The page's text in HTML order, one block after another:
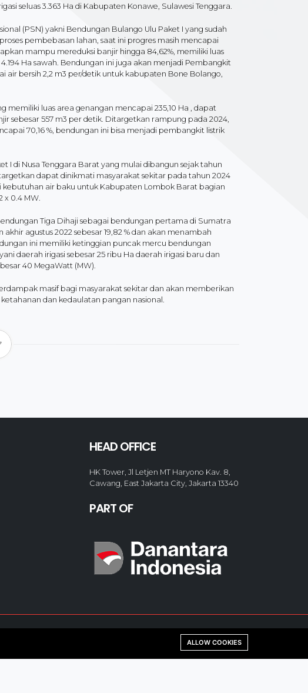
seluas 3.363 Ha di Kabupaten Konawe, Sulawesi Tenggara.
(PSN) yakni Bendungan Bulango Ulu Paket I yang sudah
pembebasan lahan, saat ini progres masih mencapai
mampu mereduksi banjir hingga 84,62%, memiliki luas
Ha sawah. Bendungan ini juga akan menjadi Pembangkit
air bersih 2,2 m3 per/detik untuk kabupaten Bone Bolango,
memiliki luas area genangan mencapai 235,10 Ha , dapat
sebesar 557 m3 per detik. Ditargetkan rampung pada 2024,
70,16 %, bendungan ini bisa menjadi pembangkit listrik
I di Nusa Tenggara Barat yang mulai dibangun sejak tahun
dapat dinikmati masyarakat sekitar pada tahun 2024
kebutuhan air baku untuk Kabupaten Lombok Barat bagian
x 0.4 MW.
Tiga Dihaji sebagai bendungan pertama di Sumatra
agustus 2022 sebesar 19,82 % dan akan menambah
ini memiliki ketinggian puncak mercu bendungan
daerah irigasi sebesar 25 ribu Ha daerah irigasi baru dan
40 MegaWatt (MW).
masif bagi masyarakat sekitar dan akan memberikan
dan kedaulatan pangan nasional.
HEAD OFFICE
HK Tower, Jl Letjen MT Haryono Kav. 8,
Cawang, East Jakarta City, Jakarta 13340
PART OF
ALLOW COOKIES